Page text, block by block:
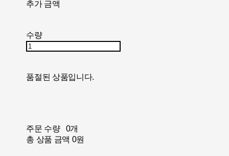
추가 금액
수량
품절된 상품입니다.
주문 수량
0개
총 상품 금액 0원